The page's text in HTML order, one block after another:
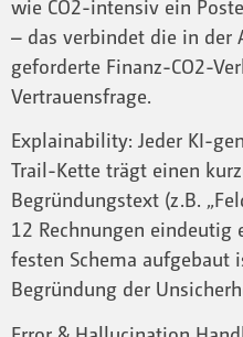
wie CO2-intensiv ein
– das verbindet die in der
geforderte Finanz-CO2-
Vertrauensfrage.
Explainability: Jeder KI-
Trail-Kette trägt einen
Begründungstext (z.B.
12 Rechnungen eindeutig
festen Schema aufgebaut
Begründung der